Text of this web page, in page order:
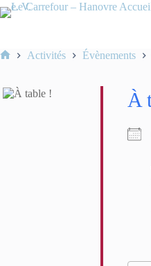
Passer
au
Activités Évènements
À